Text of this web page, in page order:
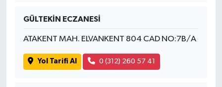
GÜLTEKİN ECZANESİ
ATAKENT MAH. ELVANKENT 804 CAD NO:7B/A
Yol Tarifi Al 0 (312) 260 57 41